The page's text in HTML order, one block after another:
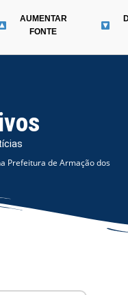
Menu
AUMENTAR
FONTE